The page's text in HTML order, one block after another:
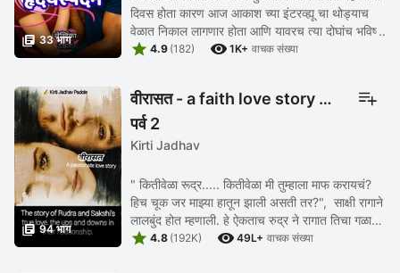
 33 भाग
दिवस होता कारण आज आकाश च्या इंटरव्ह्यू चा थोड्याच
वेळात निकाल लागणार होता आणि यावरच त्या दोघांच भविष्य
अवलंबून होते. एक ...
 4.9 (182)  1K+ वाचक संख्या
 94 भाग
वीरासत - a faith love story 💘
पर्व 2
Kirti Jadhav
" कितीवेळा रूद्र..... कितीवेळा मी तुम्हाला माफ करायचं?
हिच चूक जर माझ्या हातून झाली असती तर?", साक्षी रागाने
लालबुंद होत म्हणाली. हे ऐकताच रुद्र ने रागात तिचा गळा
दाबून तिला पाठीमागे लोटत ...
 4.8 (192K)  49L+ वाचक संख्या